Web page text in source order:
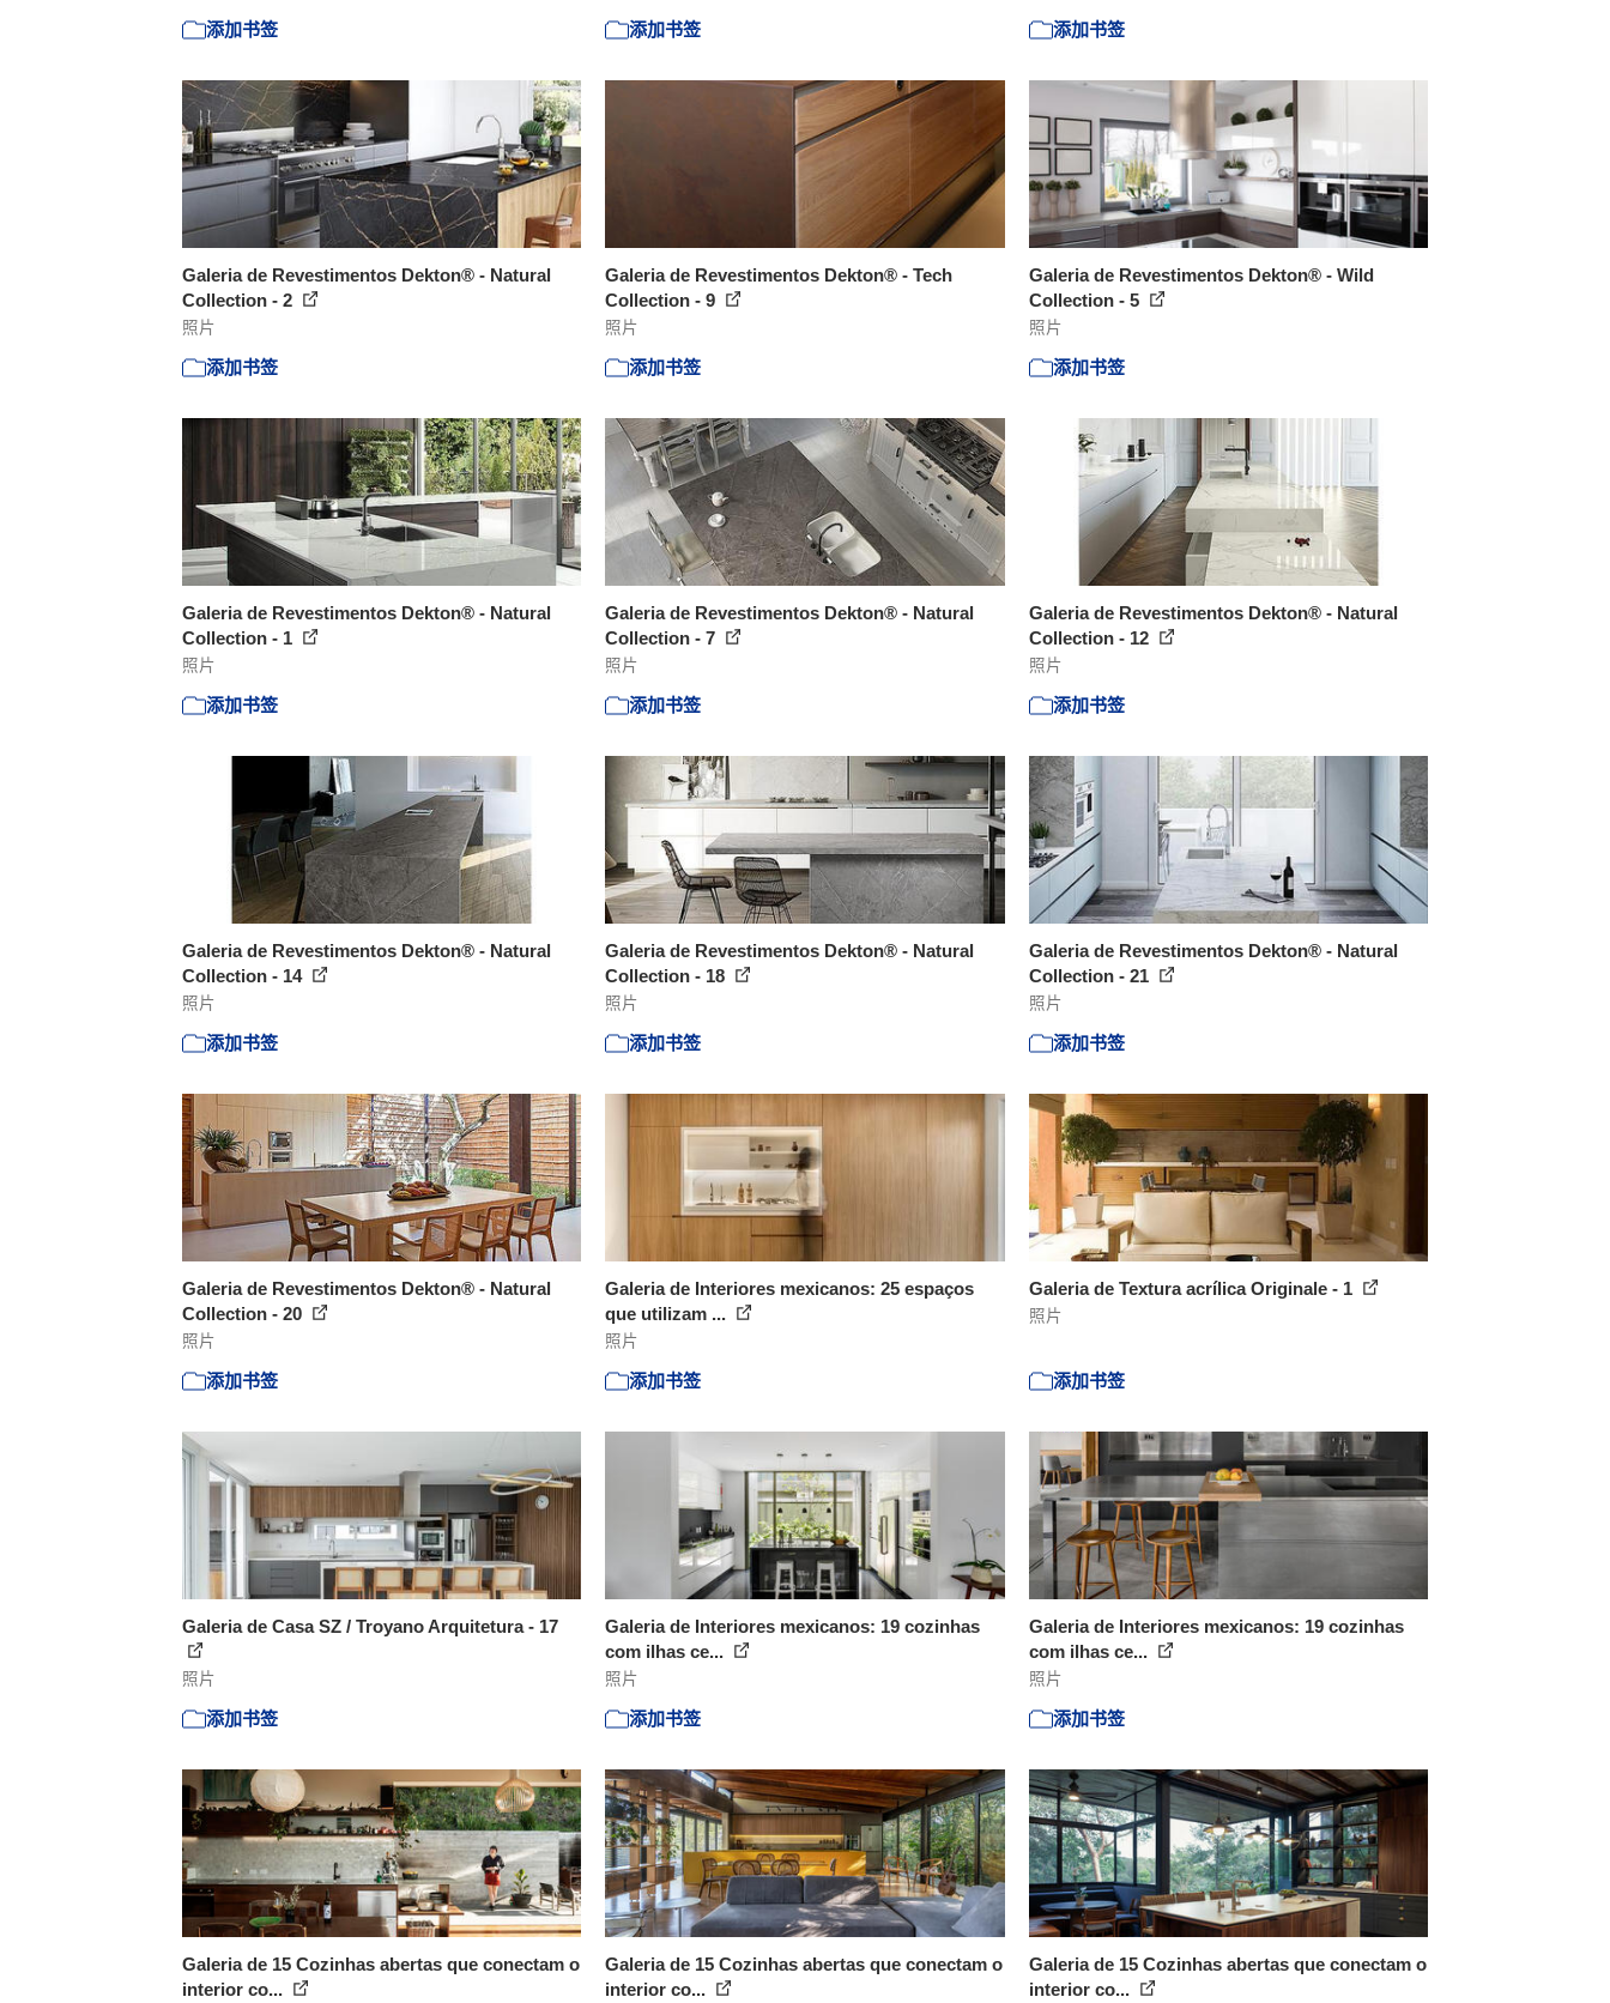
添加书签 添加书签 添加书签
Galeria de Revestimentos Dekton® - Natural
Collection - 2
照片
添加书签
Galeria de Revestimentos Dekton® - Tech
Collection - 9
照片
添加书签
Galeria de Revestimentos Dekton® - Wild
Collection - 5
照片
添加书签
Galeria de Revestimentos Dekton® - Natural
Collection - 1
照片
添加书签
Galeria de Revestimentos Dekton® - Natural
Collection - 7
照片
添加书签
Galeria de Revestimentos Dekton® - Natural
Collection - 12
照片
添加书签
Galeria de Revestimentos Dekton® - Natural
Collection - 14
照片
添加书签
Galeria de Revestimentos Dekton® - Natural
Collection - 18
照片
添加书签
Galeria de Revestimentos Dekton® - Natural
Collection - 21
照片
添加书签
Galeria de Revestimentos Dekton® - Natural
Collection - 20
照片
添加书签
Galeria de Interiores mexicanos: 25 espaços
que utilizam ...
照片
添加书签
Galeria de Textura acrílica Originale - 1
照片
添加书签
Galeria de Casa SZ / Troyano Arquitetura - 17
照片
添加书签
Galeria de Interiores mexicanos: 19 cozinhas
com ilhas ce...
照片
添加书签
Galeria de Interiores mexicanos: 19 cozinhas
com ilhas ce...
照片
添加书签
Galeria de 15 Cozinhas abertas que conectam o
interior co...
Galeria de 15 Cozinhas abertas que conectam o
interior co...
Galeria de 15 Cozinhas abertas que conectam o
interior co...